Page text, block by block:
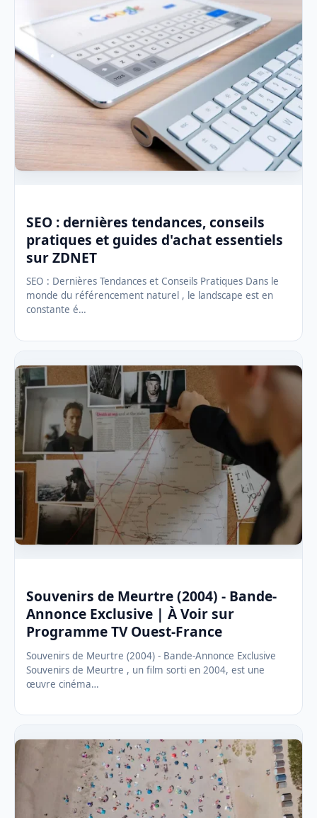
SEO : dernières tendances, conseils
pratiques et guides d'achat essentiels
sur ZDNET
SEO : Dernières Tendances et Conseils Pratiques Dans le
monde du référencement naturel , le landscape est en
constante é…
Souvenirs de Meurtre (2004) - Bande-
Annonce Exclusive | À Voir sur
Programme TV Ouest-France
Souvenirs de Meurtre (2004) - Bande-Annonce Exclusive
Souvenirs de Meurtre , un film sorti en 2004, est une
œuvre cinéma…